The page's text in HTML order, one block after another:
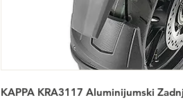
KAPPA KRA3117 Aluminijumski